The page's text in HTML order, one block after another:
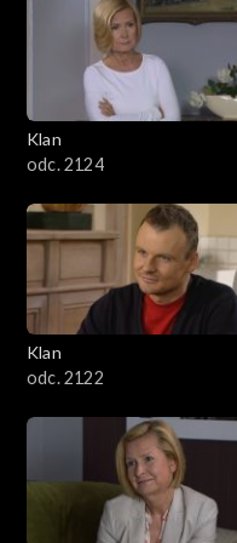
Klan
odc. 2124
Klan
odc. 2122